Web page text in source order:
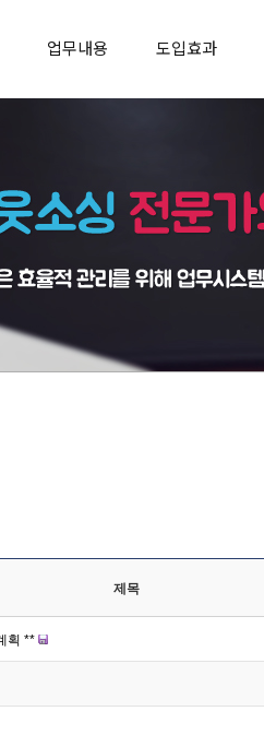
업무내용 도입효과
제목
획 **